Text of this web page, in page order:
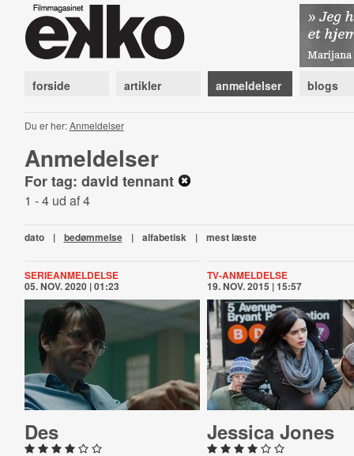
forside artikler anmeldelser blogs
Du er her:Anmeldelser
Anmeldelser
For tag: david tennant
1 - 4 ud af 4
dato | bedømmelse | alfabetisk | mest læste
SERIEANMELDELSE
05. NOV. 2020 | 01:23
Des
TV-ANMELDELSE
19. NOV. 2015 | 15:57
Jessica Jones